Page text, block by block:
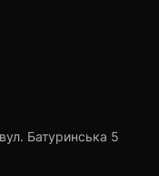
Батуринська 5